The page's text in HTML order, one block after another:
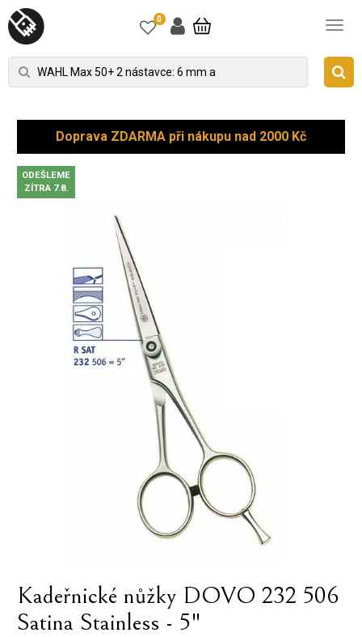
0
Doprava ZDARMA při nákupu nad 2000 Kč
ODEŠLEME
ZÍTRA 7.8.
Kadeřnické nůžky DOVO 232 506
Satina Stainless - 5"